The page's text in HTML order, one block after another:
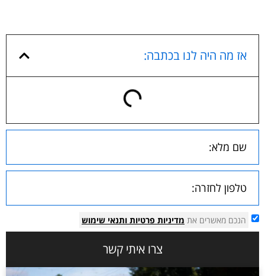
אז מה היה לנו בכתבה:
הנכם מאשרים את מדיניות פרטיות ותנאי שימוש
צרו איתי קשר